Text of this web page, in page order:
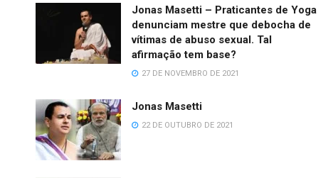
Jonas Masetti – Praticantes de Yoga
denunciam mestre que debocha de
vítimas de abuso sexual. Tal
afirmação tem base?
27 DE NOVEMBRO DE 2021
Jonas Masetti
22 DE OUTUBRO DE 2021